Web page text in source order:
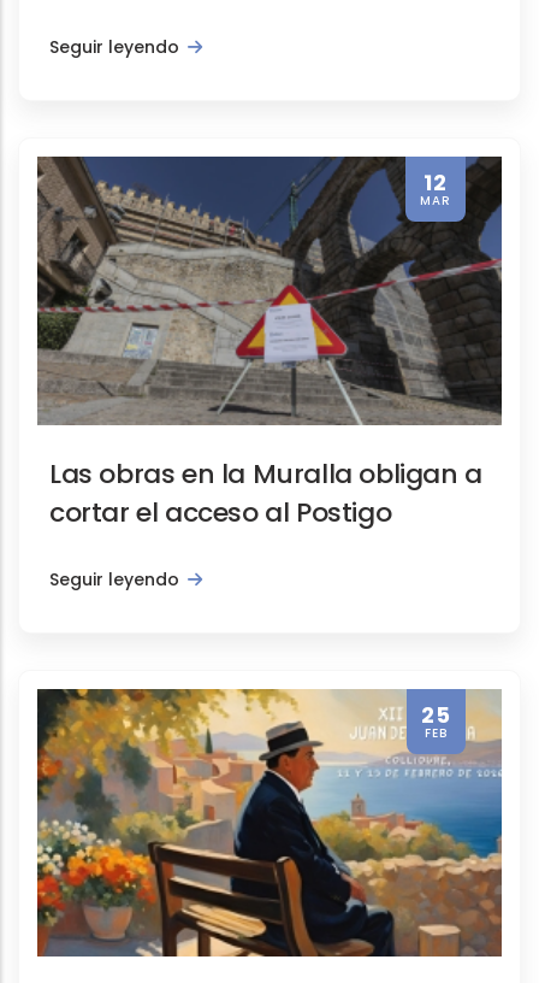
Seguir leyendo
12
MAR
Las obras en la Muralla obligan a
cortar el acceso al Postigo
Seguir leyendo
25
FEB